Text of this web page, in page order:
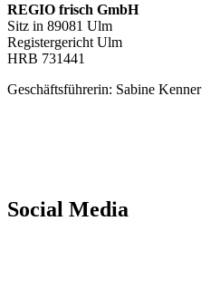
REGIO frisch GmbH
Sitz in 89081 Ulm
Registergericht Ulm
HRB 731441
Geschäftsführerin: Sabine Kenner
Social Media